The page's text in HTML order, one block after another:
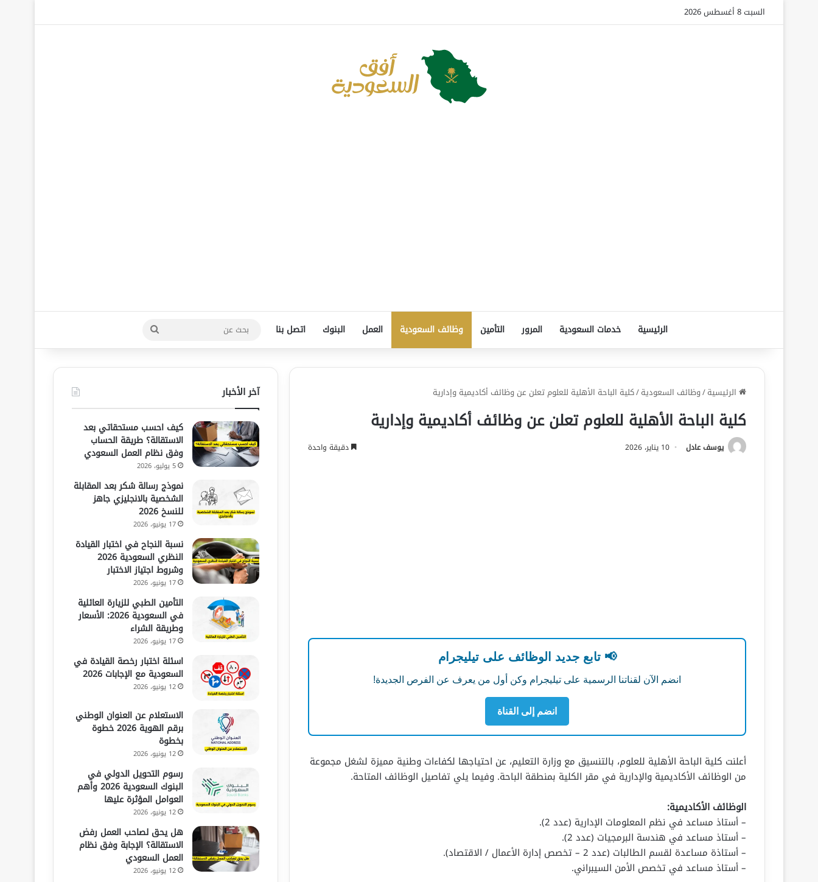
السبت 8 أغسطس 2026
الرئيسية خدمات السعودية المرور التأمين وظائف السعودية العمل البنوك اتصل بنا
بحث
عن
الرئيسية/وظائف السعودية/كلية الباحة الأهلية للعلوم تعلن عن وظائف أكاديمية وإدارية
كلية الباحة الأهلية للعلوم تعلن عن وظائف أكاديمية وإدارية
يوسف عادل 10 يناير، 2026 دقيقة واحدة
📢 تابع جديد الوظائف على تيليجرام
انضم الآن لقناتنا الرسمية على تيليجرام وكن أول من يعرف عن الفرص الجديدة!
انضم إلى القناة
أعلنت كلية الباحة الأهلية للعلوم، بالتنسيق مع وزارة التعليم، عن احتياجها لكفاءات وطنية مميزة لشغل مجموعة
من الوظائف الأكاديمية والإدارية في مقر الكلية بمنطقة الباحة. وفيما يلي تفاصيل الوظائف المتاحة.
الوظائف الأكاديمية:
– أستاذ مساعد في نظم المعلومات الإدارية (عدد 2).
– أستاذ مساعد في هندسة البرمجيات (عدد 2).
– أستاذة مساعدة لقسم الطالبات (عدد 2 – تخصص إدارة الأعمال / الاقتصاد).
– أستاذ مساعد في تخصص الأمن السيبراني.
آخر الأخبار
كيف احسب مستحقاتي بعد
الاستقالة؟ طريقة الحساب
وفق نظام العمل السعودي
5 يوليو، 2026
نموذج رسالة شكر بعد المقابلة
الشخصية بالانجليزي جاهز
للنسخ 2026
17 يونيو، 2026
نسبة النجاح في اختبار القيادة
النظري السعودية 2026
وشروط اجتياز الاختبار
17 يونيو، 2026
التأمين الطبي للزيارة العائلية
في السعودية 2026: الأسعار
وطريقة الشراء
17 يونيو، 2026
اسئلة اختبار رخصة القيادة في
السعودية مع الإجابات 2026
12 يونيو، 2026
الاستعلام عن العنوان الوطني
برقم الهوية 2026 خطوة
بخطوة
12 يونيو، 2026
رسوم التحويل الدولي في
البنوك السعودية 2026 وأهم
العوامل المؤثرة عليها
12 يونيو، 2026
هل يحق لصاحب العمل رفض
الاستقالة؟ الإجابة وفق نظام
العمل السعودي
12 يونيو، 2026